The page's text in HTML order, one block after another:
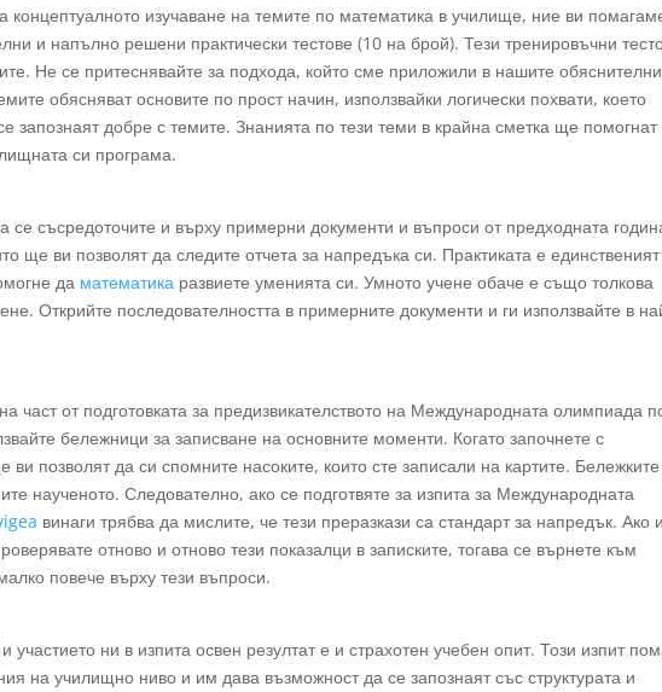
концептуалното изучаване на темите по математика в училище, ние ви
и напълно решени практически тестове (10 на брой). Тези тренировъчни
Не се притеснявайте за подхода, който сме приложили в нашите обяснителни
обясняват основите по прост начин, използвайки логически похвати, което
запознаят добре с темите. Знанията по тези теми в крайна сметка ще
си програма.
се съсредоточите и върху примерни документи и въпроси от предходната
ще ви позволят да следите отчета за напредъка си. Практиката е единственият
да математика развиете уменията си. Умното учене обаче е също толкова
Открийте последователността в примерните документи и ги използвайте в
част от подготовката за предизвикателството на Международната олимпиада
бележници за записване на основните моменти. Когато започнете с
позволят да си спомните насоките, които сте записали на картите.
наученото. Следователно, ако се подготвяте за изпита за Международната
винаги трябва да мислите, че тези преразкази са стандарт за напредък. Ако
отново и отново тези показалци в записките, тогава се върнете към
повече върху тези въпроси.
участието ни в изпита освен резултат е и страхотен учебен опит. Този изпит
на училищно ниво и им дава възможност да се запознаят със структурата и